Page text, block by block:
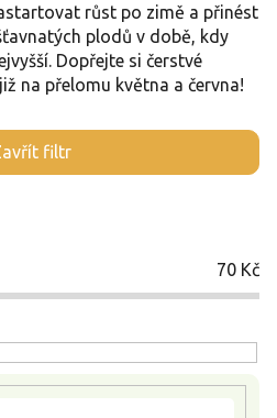
růst po zimě a přinést
plodů v době, kdy
Dopřejte si čerstvé
na přelomu května a června!
filtr
70 Kč